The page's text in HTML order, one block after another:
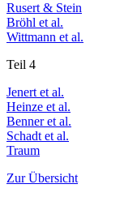
Rusert & Stein
Bröhl et al.
Wittmann et al.
Teil 4
Jenert et al.
Heinze et al.
Benner et al.
Schadt et al.
Traum
Zur Übersicht